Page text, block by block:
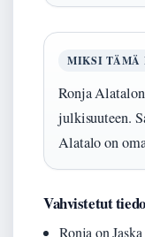
MIKSI TÄMÄ
Ronja
julkisuuteen.
Alatalo on
Vahvistetut
Ronja on